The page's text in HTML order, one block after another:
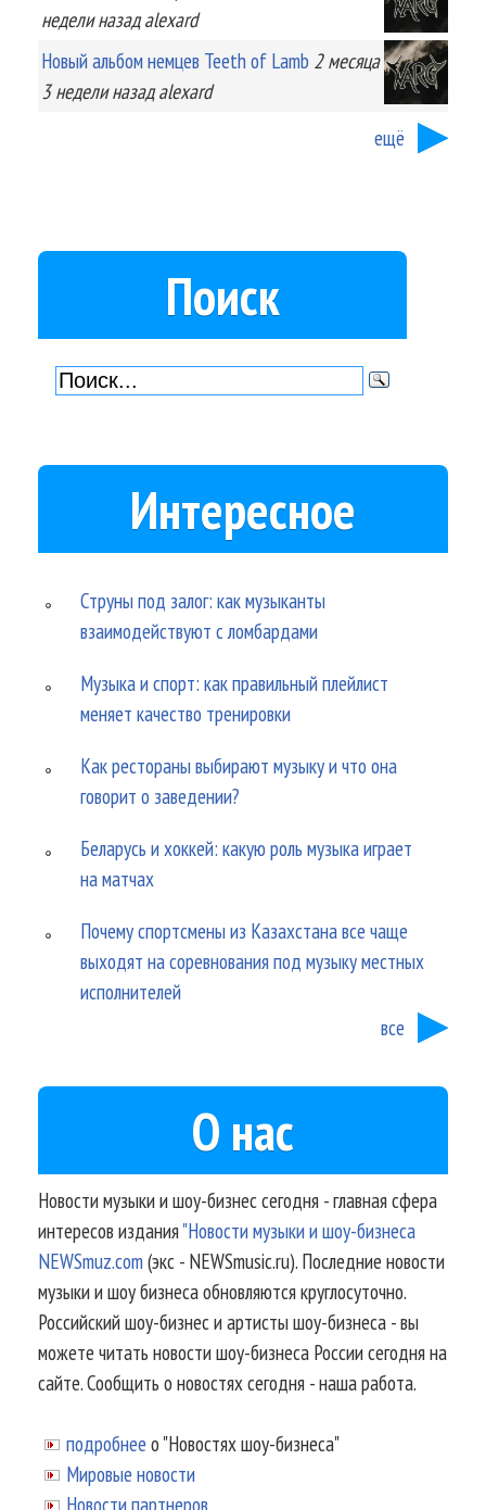
неделиназад alexard
Новый альбом немцев Teeth of Lamb 2 месяца
3 неделиназад alexard
ещё
Поиск
Интересное
Струны под залог: как музыканты
взаимодействуют с ломбардами
Музыка и спорт: как правильный плейлист
меняет качество тренировки
Как рестораны выбирают музыку и что она
говорит о заведении?
Беларусь и хоккей: какую роль музыка играет
на матчах
Почему спортсмены из Казахстана все чаще
выходят на соревнования под музыку местных
исполнителей
все
О нас
Новости музыки и шоу-бизнес сегодня - главная сфера
интересов издания"Новости музыки и шоу-бизнеса
NEWSmuz.com(экс - NEWSmusic.ru). Последние новости
музыки и шоу бизнеса обновляются круглосуточно.
Российский шоу-бизнес и артисты шоу-бизнеса - вы
можете читать новости шоу-бизнеса России сегодня на
сайте. Сообщить о новостях сегодня - наша работа.
подробнее о "Новостях шоу-бизнеса"
Мировые новости
Новости партнеров